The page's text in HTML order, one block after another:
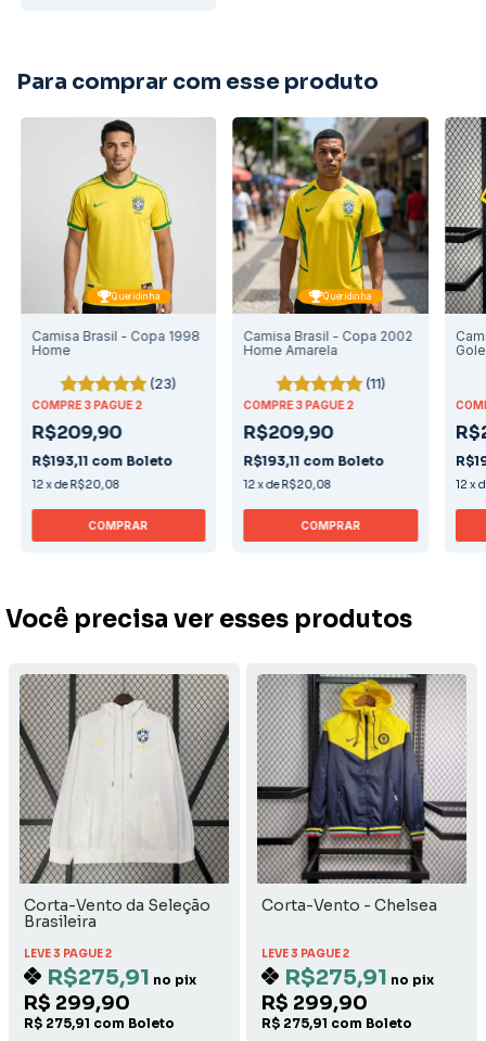
Para comprar com esse produto
Queridinha
Camisa Brasil - Copa 1998
Home
(23)
COMPRE 3 PAGUE 2
R$209,90
R$193,11 com Boleto
12xdeR$20,08
COMPRAR
Queridinha
Camisa Brasil - Copa 2002
Home Amarela
(11)
COMPRE 3 PAGUE 2
R$209,90
R$193,11 com Boleto
12xdeR$20,08
COMPRAR
12 x
Você precisa ver esses produtos
Corta-Vento da Seleção
Brasileira
LEVE 3 PAGUE 2
R$275,91 no pix
R$ 299,90
R$ 275,91 com Boleto
Corta-Vento - Chelsea
LEVE 3 PAGUE 2
R$275,91 no pix
R$ 299,90
R$ 275,91 com Boleto